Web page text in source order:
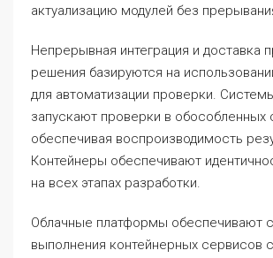
актуализацию модулей без
Непрерывная интеграция и доставка
решения базируются на
для автоматизации проверки.
запускают проверки в обособленных
обеспечивая воспроизводимость
Контейнеры обеспечивают
на всех этапах разработки.
Облачные платформы обеспечивают
выполнения контейнерных сервисов с